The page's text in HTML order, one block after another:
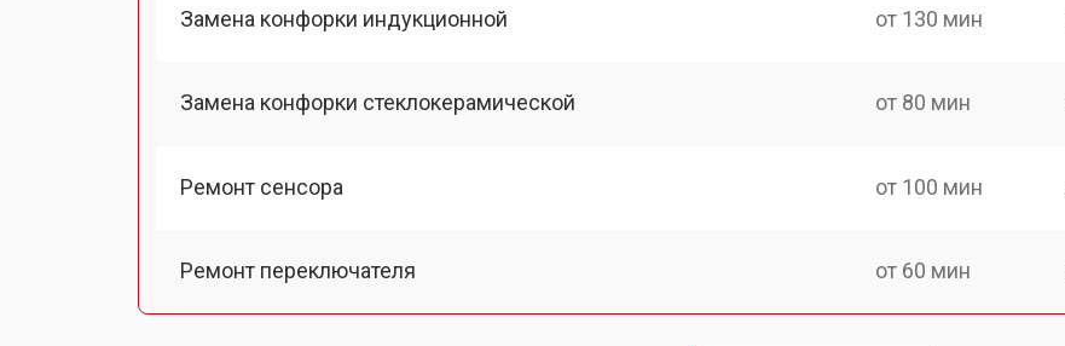
Замена конфорки индукционной от 130 мин
Замена конфорки стеклокерамической от 80 мин
Ремонт сенсора от 100 мин
Ремонт переключателя от 60 мин